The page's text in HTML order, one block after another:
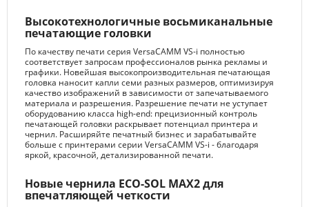
Высокотехнологичные восьмиканальные
печатающие головки
По качеству печати серия VersaCAMM VS-i полностью
соответствует запросам профессионалов рынка рекламы и
графики. Новейшая высокопроизводительная печатающая
головка наносит капли семи разных размеров, оптимизируя
качество изображений в зависимости от запечатываемого
материала и разрешения. Разрешение печати не уступает
оборудованию класса high-end: прецизионный контроль
печатающей головки раскрывает потенциал принтера и
чернил. Расширяйте печатный бизнес и зарабатывайте
больше с принтерами серии VersaCAMM VS-i - благодаря
яркой, красочной, детализированной печати.
Новые чернила ECO-SOL MAX2 для
впечатляющей четкости